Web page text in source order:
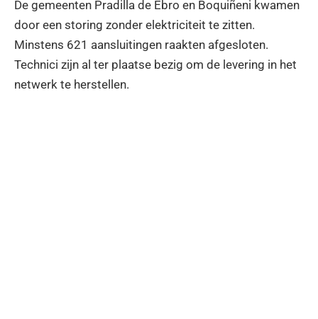
De gemeenten Pradilla de Ebro en Boquiñeni kwamen
door een storing zonder elektriciteit te zitten.
Minstens 621 aansluitingen raakten afgesloten.
Technici zijn al ter plaatse bezig om de levering in het
netwerk te herstellen.